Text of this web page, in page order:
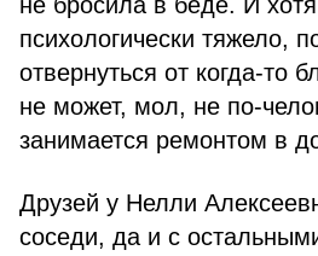
психологически тяжело,
отвернуться от когда-то
не может, мол, не по-
занимается ремонтом в
Друзей у Нелли
соседи, да и с